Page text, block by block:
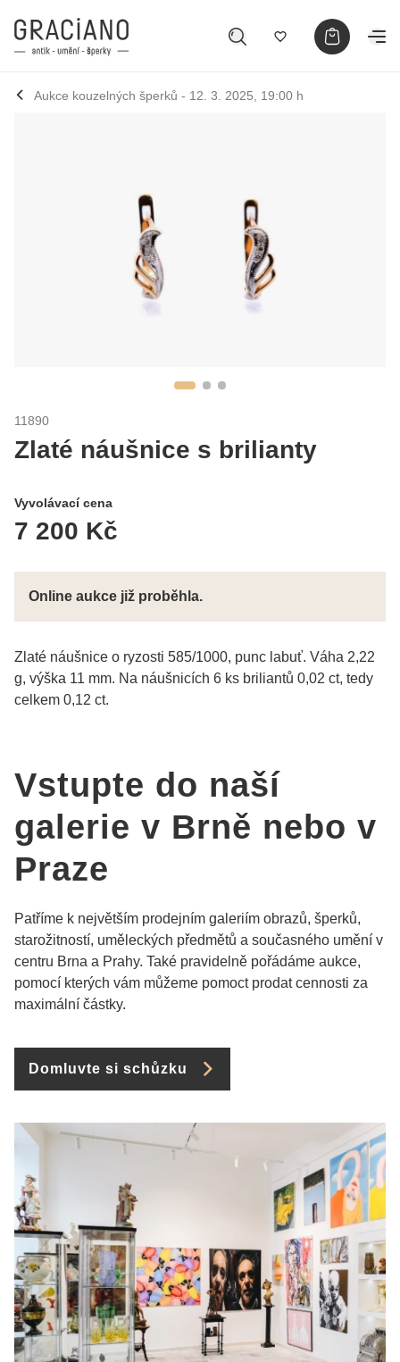
Aukce kouzelných šperků - 12. 3. 2025, 19:00 h
11890
Zlaté náušnice s brilianty
Vyvolávací cena
7 200 Kč
Online aukce již proběhla.
Zlaté náušnice o ryzosti 585/1000, punc labuť. Váha 2,22
g, výška 11 mm. Na náušnicích 6 ks briliantů 0,02 ct, tedy
celkem 0,12 ct.
Vstupte do naší
galerie v Brně nebo v
Praze
Patříme k největším prodejním galeriím obrazů, šperků,
starožitností, uměleckých předmětů a současného umění v
centru Brna a Prahy. Také pravidelně pořádáme aukce,
pomocí kterých vám můžeme pomoct prodat cennosti za
maximální částky.
Domluvte si schůzku